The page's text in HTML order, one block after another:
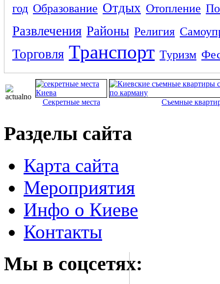
год Образование Отдых Отопление
Развлечения Районы Религия
Торговля Транспорт Туризм
Секретные места Съемные
Разделы сайта
Карта сайта
Мероприятия
Инфо о Киеве
Контакты
Мы в соцсетях: